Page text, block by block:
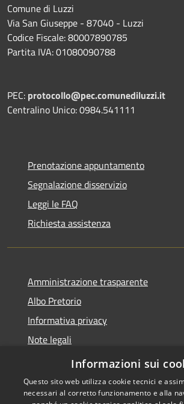
Comune di Luzzi
Via San Giuseppe - 87040 - Luzzi
Codice Fiscale: 80007890785
Partita IVA: 01080090788
PEC: protocollo@pec.comunediluzzi.it
Centralino Unico: 0984.541111
Prenotazione appuntamento
Segnalazione disservizio
Leggi le FAQ
Richiesta assistenza
Amministrazione trasparente
Albo Pretorio
Informativa privacy
Note legali
Dichiarazione di accessibilità
Informazioni sui
Questo sito web utilizza cookie tecnici e
necessari al corretto funzionamento e alla